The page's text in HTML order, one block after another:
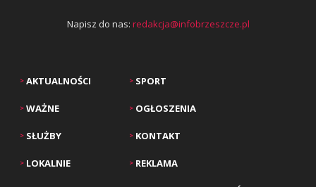
Napisz do nas: redakcja@infobrzeszcze.pl
> AKTUALNOŚCI
> WAŻNE
> SŁUŻBY
> LOKALNIE
> SPORT
> OGŁOSZENIA
> KONTAKT
> REKLAMA